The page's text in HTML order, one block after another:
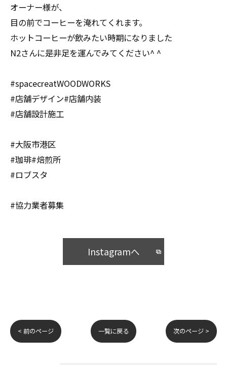
オーナー様が、
目の前でコーヒーを淹れてくれます。
ホットコーヒーが飲みたい時期になりました
N2さんに是非足を運んでみてください^ ^
#spacecreatWOODWORKS
#店舗デザイン#店舗内装
#店舗設計施工
#大阪市港区
#珈琲#焙煎所
#ロブスタ
#協力業者募集
Instagramへ
< 前のページ 一覧に戻る 次のページ >